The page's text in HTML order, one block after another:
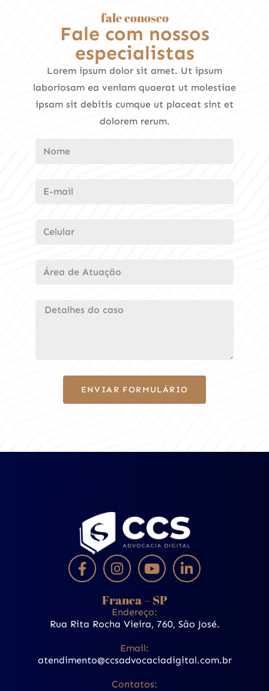
fale conosco
Fale com nossos
especialistas
Lorem ipsum dolor sit amet. Ut ipsum
laboriosam ea veniam quaerat ut molestiae
ipsam sit debitis cumque ut placeat sint et
dolorem rerum.
ENVIAR FORMULÁRIO
Franca – SP
Endereço:
Rua Rita Rocha Vieira, 760, São José.
Email:
atendimento@ccsadvocaciadigital.com.br
Contatos: